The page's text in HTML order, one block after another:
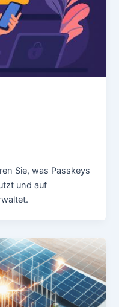
Sie, was Passkeys
und auf